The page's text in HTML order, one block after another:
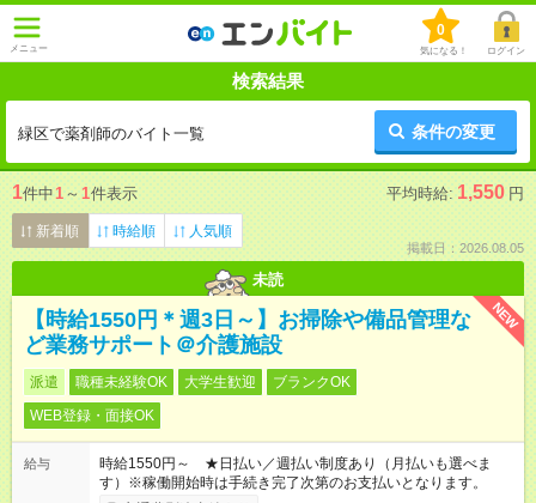
メニュー
0
気になる！ ログイン
検索結果
緑区で薬剤師のバイト一覧 条件の変更
1件中1 ～ 1件表示 平均時給: 1,550 円
新着順 時給順 人気順
掲載日：2026.08.05
未読
NEW
【時給1550円＊週3日～】お掃除や備品管理な
ど業務サポート＠介護施設
派遣 職種未経験OK 大学生歓迎
ブランクOK
WEB登録・面接OK
給与
時給1550円～ ★日払い／週払い制度あり（月払いも選べま
す）※稼働開始時は手続き完了次第のお支払いとなります。